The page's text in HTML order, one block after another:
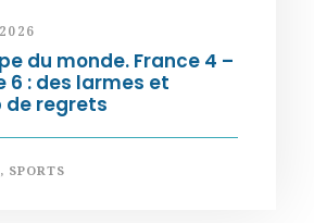
du monde. France 4 –
6 : des larmes et
de regrets
, SPORTS